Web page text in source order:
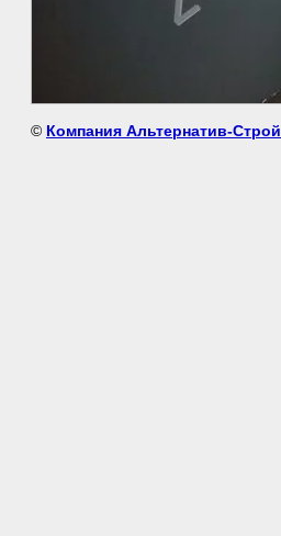
© Компания Альтернатив-Строй